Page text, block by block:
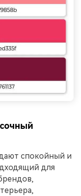
спокойный и
для